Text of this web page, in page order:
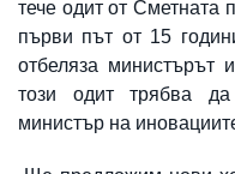
тече одит от Сметната
първи път от 15
отбеляза министърът
този одит трябва
министър на